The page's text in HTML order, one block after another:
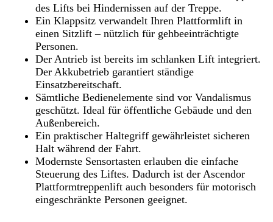
des Lifts bei Hindernissen auf der Treppe.
Ein Klappsitz verwandelt Ihren Plattformlift in
einen Sitzlift – nützlich für gehbeeinträchtigte
Personen.
Der Antrieb ist bereits im schlanken Lift integriert.
Der Akkubetrieb garantiert ständige
Einsatzbereitschaft.
Sämtliche Bedienelemente sind vor Vandalismus
geschützt. Ideal für öffentliche Gebäude und den
Außenbereich.
Ein praktischer Haltegriff gewährleistet sicheren
Halt während der Fahrt.
Modernste Sensortasten erlauben die einfache
Steuerung des Liftes. Dadurch ist der Ascendor
Plattformtreppenlift auch besonders für motorisch
eingeschränkte Personen geeignet.